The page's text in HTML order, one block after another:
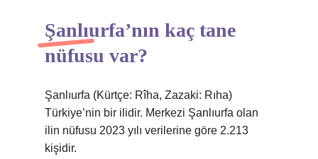
Şanlıurfa’nın kaç tane
nüfusu var?
Şanlıurfa (Kürtçe: Rîha, Zazaki: Rıha)
Türkiye’nin bir ilidir. Merkezi Şanlıurfa olan
ilin nüfusu 2023 yılı verilerine göre 2.213
kişidir.